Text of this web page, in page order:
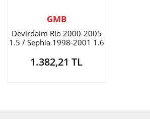
GMB
Devirdaim Rio 2000-2005
1.5 / Sephia 1998-2001 1.6
1.382,21 TL